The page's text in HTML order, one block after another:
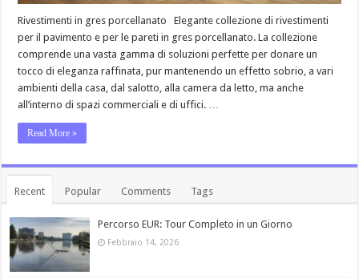
Rivestimenti in gres porcellanato Elegante collezione di rivestimenti
per il pavimento e per le pareti in gres porcellanato. La collezione
comprende una vasta gamma di soluzioni perfette per donare un
tocco di eleganza raffinata, pur mantenendo un effetto sobrio, a vari
ambienti della casa, dal salotto, alla camera da letto, ma anche
all’interno di spazi commerciali e di uffici. …
Read More »
Recent Popular Comments Tags
Percorso EUR: Tour Completo in un Giorno
Febbraio 14, 2026